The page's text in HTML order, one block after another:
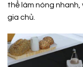
thể làm nóng
gia chủ.